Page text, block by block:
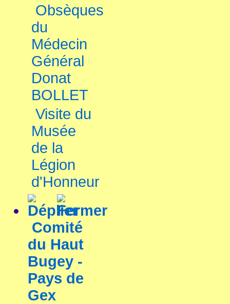
Obsèques
du
Médecin
Général
Donat
BOLLET
Visite du
Musée
de la
Légion
d'Honneur
Comité
du Haut
Bugey -
Pays de
Gex